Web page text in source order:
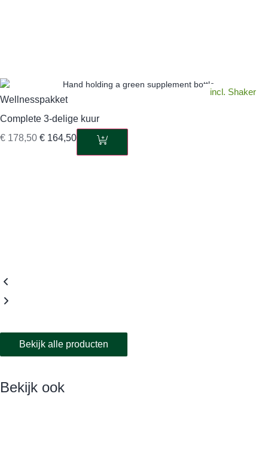
incl. Shaker
Wellnesspakket
Complete 3-delige kuur
€ 178,50 € 164,50
Bekijk alle producten
Bekijk ook